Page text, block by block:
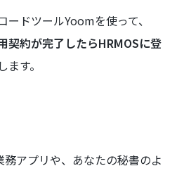
ドツールYoomを使って、
契約が完了したらHRMOSに登
す。
アプリや、あなたの秘書のよ